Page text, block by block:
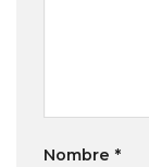
Nombre *